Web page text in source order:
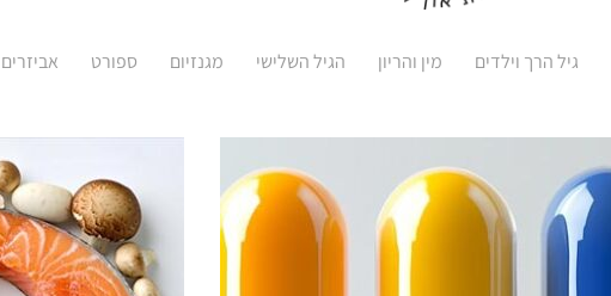
גיל הרך וילדים מין והריון הגיל השלישי מגנזיום ספורט אביזרים